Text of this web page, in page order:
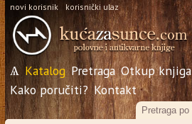
novi korisnik korisnički ulaz
Ѧ Katalog Pretraga Otkup knjiga
Kako poručiti? Kontakt